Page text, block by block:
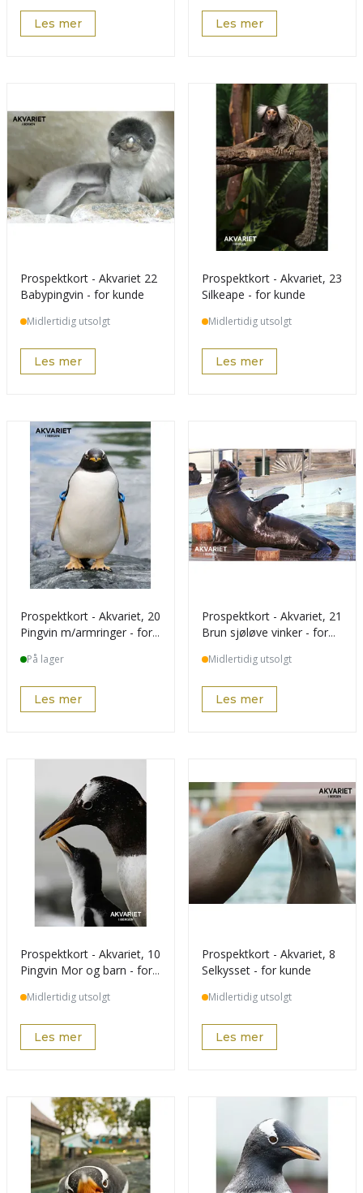
Les mer Les mer
Prospektkort - Akvariet 22
Babypingvin - for kunde
Midlertidig utsolgt
Les mer
Prospektkort - Akvariet, 23
Silkeape - for kunde
Midlertidig utsolgt
Les mer
Prospektkort - Akvariet, 20
Pingvin m/armringer - for
På lager
Les mer
Prospektkort - Akvariet, 21
Brun sjøløve vinker - for
Midlertidig utsolgt
Les mer
Prospektkort - Akvariet, 10
Pingvin Mor og barn - for
Midlertidig utsolgt
Les mer
Prospektkort - Akvariet, 8
Selkysset - for kunde
Midlertidig utsolgt
Les mer